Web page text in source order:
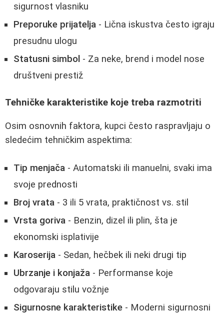
sigurnost vlasniku
Preporuke prijatelja - Lična iskustva često igraju
presudnu ulogu
Statusni simbol - Za neke, brend i model nose
društveni prestiž
Tehničke karakteristike koje treba razmotriti
Osim osnovnih faktora, kupci često raspravljaju o
sledećim tehničkim aspektima:
Tip menjača - Automatski ili manuelni, svaki ima
svoje prednosti
Broj vrata - 3 ili 5 vrata, praktičnost vs. stil
Vrsta goriva - Benzin, dizel ili plin, šta je
ekonomski isplativije
Karoserija - Sedan, hečbek ili neki drugi tip
Ubrzanje i konjaža - Performanse koje
odgovaraju stilu vožnje
Sigurnosne karakteristike - Moderni sigurnosni